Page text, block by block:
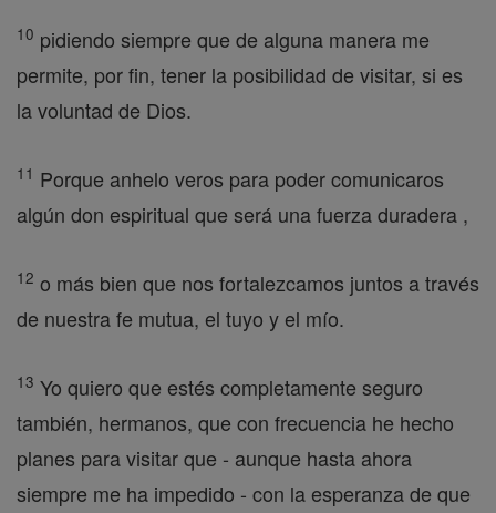
10 pidiendo siempre que de alguna manera me
permite, por fin, tener la posibilidad de visitar, si es
la voluntad de Dios.
11 Porque anhelo veros para poder comunicaros
algún don espiritual que será una fuerza duradera ,
12 o más bien que nos fortalezcamos juntos a través
de nuestra fe mutua, el tuyo y el mío.
13 Yo quiero que estés completamente seguro
también, hermanos, que con frecuencia he hecho
planes para visitar que - aunque hasta ahora
siempre me ha impedido - con la esperanza de que